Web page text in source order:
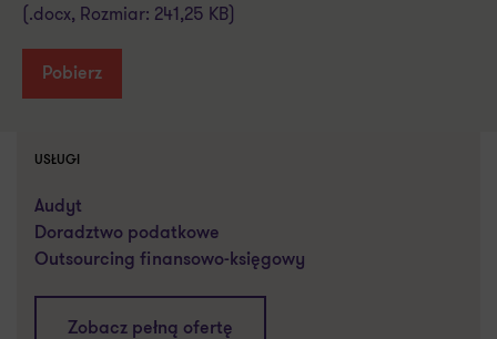
(.docx, Rozmiar: 241,25 KB)
Pobierz
USŁUGI
Audyt
Doradztwo podatkowe
Outsourcing finansowo-księgowy
Zobacz pełną ofertę